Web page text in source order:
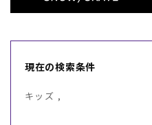
現在の検索条件
キッズ ,